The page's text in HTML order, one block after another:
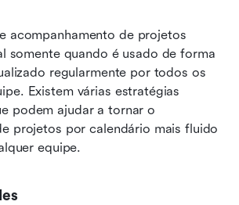
acompanhamento de projetos
somente quando é usado de forma
regularmente por todos os
Existem várias estratégias
podem ajudar a tornar o
projetos por calendário mais fluido
equipe.